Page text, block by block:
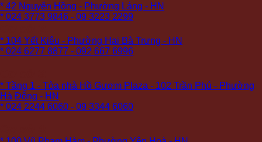
* 42 Nguyên Hồng - Phường Láng - HN
* 024 3773 9846 - 09 3223 2299
* 104 Yết Kiêu - Phường Hai Bà Trưng - HN
* 024 6277 8877 - 092 667 6996
* Tầng 1 - Tòa nhà Hồ Gươm Plaza - 102 Trần Phú - Phường
Hà Đông - HN
* 024 2244 6060 - 09 3344 6060